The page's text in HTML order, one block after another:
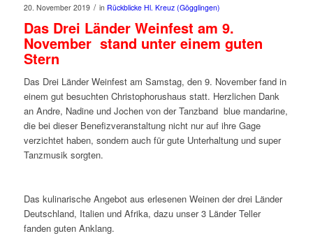
20. November 2019 / in Rückblicke Hl. Kreuz (Gögglingen)
Das Drei Länder Weinfest am 9.
November stand unter einem guten
Stern
Das Drei Länder Weinfest am Samstag, den 9. November fand in
einem gut besuchten Christophorushaus statt. Herzlichen Dank
an Andre, Nadine und Jochen von der Tanzband blue mandarine,
die bei dieser Benefizveranstaltung nicht nur auf ihre Gage
verzichtet haben, sondern auch für gute Unterhaltung und super
Tanzmusik sorgten.
Das kulinarische Angebot aus erlesenen Weinen der drei Länder
Deutschland, Italien und Afrika, dazu unser 3 Länder Teller
fanden guten Anklang.